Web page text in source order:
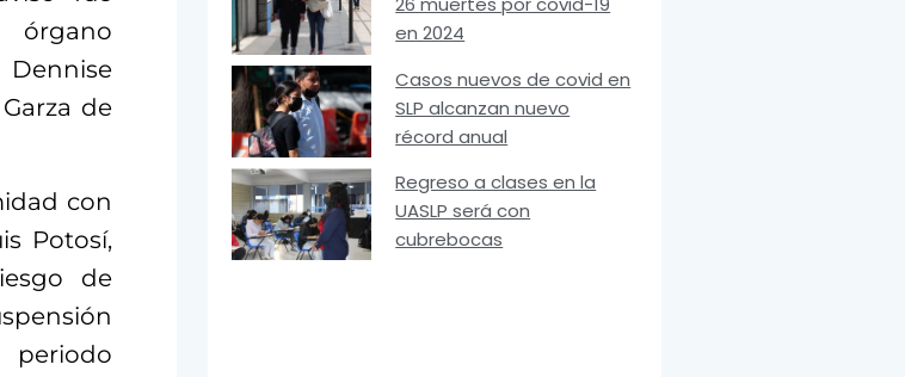
Dennise
de
con
Potosí,
de
en 2024
Casos nuevos de covid en
SLP alcanzan nuevo
récord anual
Regreso a clases en la
UASLP será con
cubrebocas